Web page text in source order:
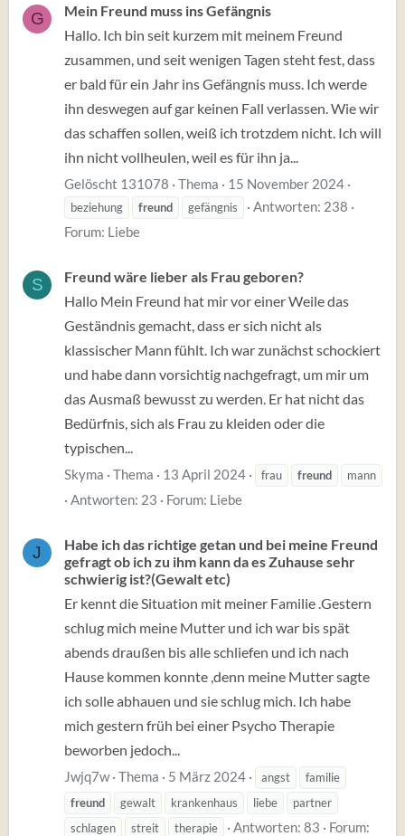
G
Mein Freund muss ins Gefängnis
Hallo. Ich bin seit kurzem mit meinem Freund
zusammen, und seit wenigen Tagen steht fest, dass
er bald für ein Jahr ins Gefängnis muss. Ich werde
ihn deswegen auf gar keinen Fall verlassen. Wie wir
das schaffen sollen, weiß ich trotzdem nicht. Ich will
ihn nicht vollheulen, weil es für ihn ja...
Gelöscht 131078 Thema 15 November 2024
beziehung freund gefängnis
Antworten: 238
Forum: Liebe
S
Freund wäre lieber als Frau geboren?
Hallo Mein Freund hat mir vor einer Weile das
Geständnis gemacht, dass er sich nicht als
klassischer Mann fühlt. Ich war zunächst schockiert
und habe dann vorsichtig nachgefragt, um mir um
das Ausmaß bewusst zu werden. Er hat nicht das
Bedürfnis, sich als Frau zu kleiden oder die
typischen...
Skyma Thema 13 April 2024 frau freund mann
Antworten: 23 Forum: Liebe
J
Habe ich das richtige getan und bei meine Freund
gefragt ob ich zu ihm kann da es Zuhause sehr
schwierig ist?(Gewalt etc)
Er kennt die Situation mit meiner Familie .Gestern
schlug mich meine Mutter und ich war bis spät
abends draußen bis alle schliefen und ich nach
Hause kommen konnte ,denn meine Mutter sagte
ich solle abhauen und sie schlug mich. Ich habe
mich gestern früh bei einer Psycho Therapie
beworben jedoch...
Jwjq7w Thema 5 März 2024 angst
familie
freund
gewalt krankenhaus liebe
partner
schlagen
streit therapie Antworten: 83
Forum: